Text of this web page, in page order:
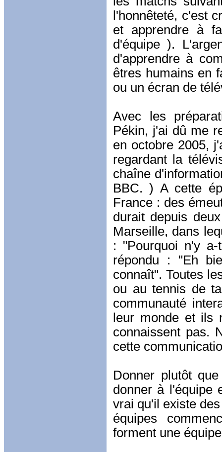
l'honnêteté, c'est
et apprendre à
d'équipe ).
d'apprendre à
êtres humains en
ou un écran de
Avec les
Pékin, j'ai dû me
en octobre 2005,
regardant la
chaîne
BBC. ) A cette
France : des
durait depuis
Marseille, dans
: "Pourquoi n'y
répondu : "Eh
connaît". Toutes
ou au tennis de
communauté
leur monde et ils
connaissent pas.
cette
Donner plutôt
donner à l'équipe
vrai qu'il existe
équipes
forment une